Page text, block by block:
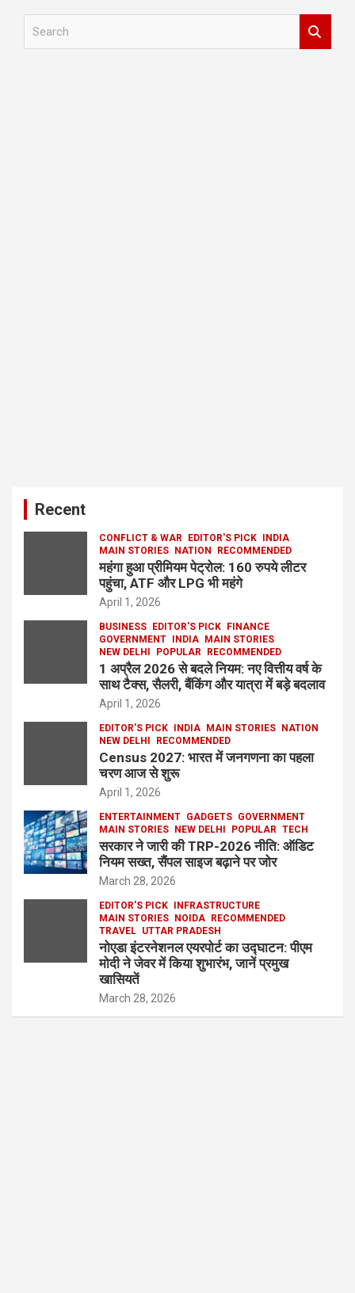
Recent
CONFLICT & WAR EDITOR'S PICK
INDIA
MAIN STORIES
NATION RECOMMENDED
महंगा हुआ प्रीमियम पेट्रोल: 160 रुपये लीटर
पहुंचा, ATF और LPG भी महंगे
April 1, 2026
BUSINESS EDITOR'S PICK
FINANCE
GOVERNMENT
INDIA
MAIN STORIES
NEW DELHI
POPULAR RECOMMENDED
1 अप्रैल 2026 से बदले नियम: नए वित्तीय वर्ष के
साथ टैक्स, सैलरी, बैंकिंग और यात्रा में बड़े बदलाव
April 1, 2026
EDITOR'S PICK INDIA MAIN STORIES
NATION
NEW DELHI
RECOMMENDED
Census 2027: भारत में जनगणना का पहला
चरण आज से शुरू
April 1, 2026
ENTERTAINMENT GADGETS GOVERNMENT
MAIN STORIES
NEW DELHI POPULAR TECH
सरकार ने जारी की TRP-2026 नीति: ऑडिट
नियम सख्त, सैंपल साइज बढ़ाने पर जोर
March 28, 2026
EDITOR'S PICK
INFRASTRUCTURE
MAIN STORIES
NOIDA
RECOMMENDED
TRAVEL UTTAR PRADESH
नोएडा इंटरनेशनल एयरपोर्ट का उद्घाटन: पीएम
मोदी ने जेवर में किया शुभारंभ, जानें प्रमुख
खासियतें
March 28, 2026